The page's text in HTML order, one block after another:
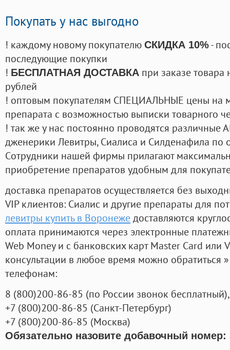
Покупать у нас выгодно
! каждому новому покупателю СКИДКА 10%-
последующие покупки
! БЕСПЛАТНАЯ ДОСТАВКА при заказе
рублей
! оптовым покупателям СПЕЦИАЛЬНЫЕ цены на
препарата с возможностью выписки товарного
! так же у нас постоянно проводятся
дженерики Левитры, Сиалиса и Силденафила по
Cотрудники нашей фирмы прилагают
приобретение препаратов удобным для
доставка препаратов осуществляется без
VIP клиентов: Сиалис и другие препараты для
левитры купить в Воронежедоставляются
оплата принимаются через электронные
Web Money и с банковских карт Master Card или
консультации в любое время можно обратиться
телефонам:
8 (800)200-86-85 (по России звонок бесплатный),
+7 (800)200-86-85 (Санкт-Петербург)
+7 (800)200-86-85 (Москва)
Обязательно назовите добавочный номер: